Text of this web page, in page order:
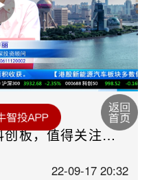
严秀丽：跌幅最小的科创板，值得关注吗？
22-09-17 20:32